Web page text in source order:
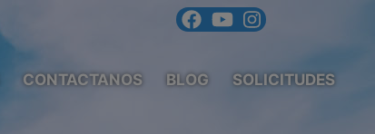
CONTACTANOS BLOG SOLICITUDES